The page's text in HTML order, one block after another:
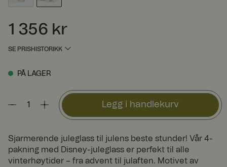
Pris:1 356 kr
1 356 kr
SE PRISHISTORIKK
PÅ LAGER
Legg i handlekurv
Sjarmerende juleglass til julens beste stunder! Vår 4-
pakning med Disney-juleglass er perfekt til alle
vinterhøytider – fra advent til julaften. Motivet av